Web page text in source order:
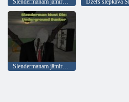
Slendermanam jāmirst: pazemes bunkurs